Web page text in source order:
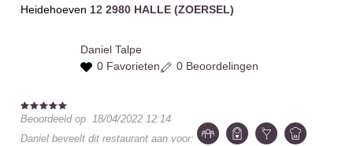
Heidehoeven 12 2980 HALLE (ZOERSEL)
Daniel Talpe
0 Favorieten
0 Beoordelingen
Beoordeeld op
18/04/2022 12:14
Daniel beveelt dit restaurant aan voor: